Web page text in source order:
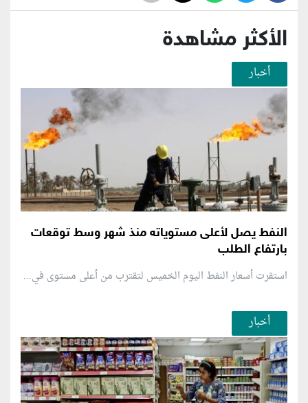
الأكثر مشاهدة
أخبار
النفط يصل لأعلى مستوياته منذ شهر وسط توقعات
بارتفاع الطلب
استقرت أسعار النفط اليوم الخميس لتقترب من أعلى مستوى في...
أخبار